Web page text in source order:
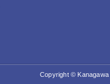
Copyright ©